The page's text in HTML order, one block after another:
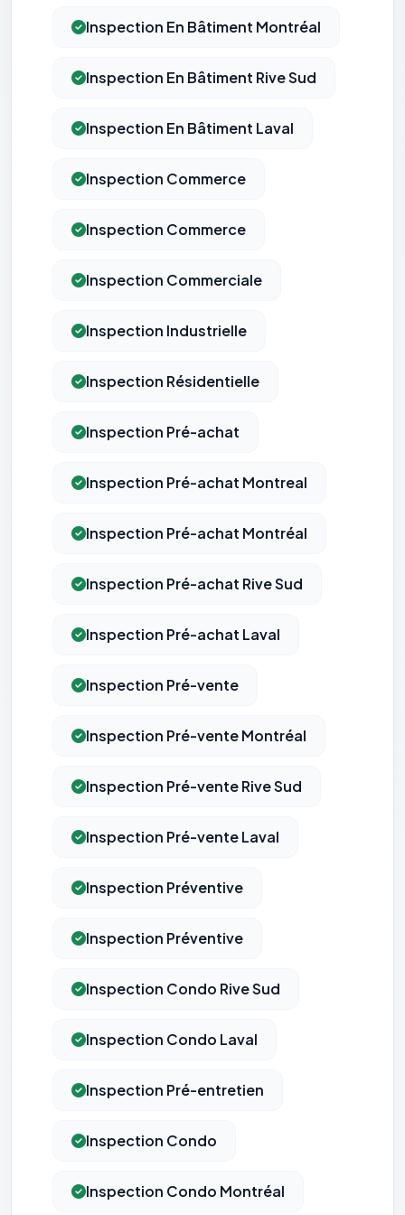
Inspection En Bâtiment Montréal
Inspection En Bâtiment Rive Sud
Inspection En Bâtiment Laval
Inspection Commerce
Inspection Commerce
Inspection Commerciale
Inspection Industrielle
Inspection Résidentielle
Inspection Pré-achat
Inspection Pré-achat Montreal
Inspection Pré-achat Montréal
Inspection Pré-achat Rive Sud
Inspection Pré-achat Laval
Inspection Pré-vente
Inspection Pré-vente Montréal
Inspection Pré-vente Rive Sud
Inspection Pré-vente Laval
Inspection Préventive
Inspection Préventive
Inspection Condo Rive Sud
Inspection Condo Laval
Inspection Pré-entretien
Inspection Condo
Inspection Condo Montréal